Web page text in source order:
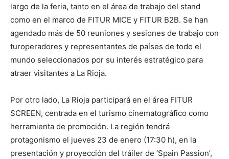
largo de la feria, tanto en el área de trabajo del stand
como en el marco de FITUR MICE y FITUR B2B. Se han
agendado más de 50 reuniones y sesiones de trabajo con
turoperadores y representantes de países de todo el
mundo seleccionados por su interés estratégico para
atraer visitantes a La Rioja.
Por otro lado, La Rioja participará en el área FITUR
SCREEN, centrada en el turismo cinematográfico como
herramienta de promoción. La región tendrá
protagonismo el jueves 23 de enero (17:30 h), en la
presentación y proyección del tráiler de ‘Spain Passion’,